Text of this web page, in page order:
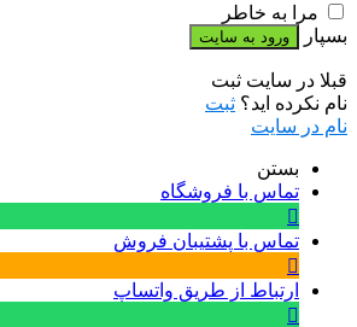
مرا به خاطر
بسپار
قبلا در سایت ثبت
نام نکرده اید؟ ثبت
نام در سایت
بستن
تماس با فروشگاه
تماس با پشتیبان فروش
ارتباط از طریق واتساپ